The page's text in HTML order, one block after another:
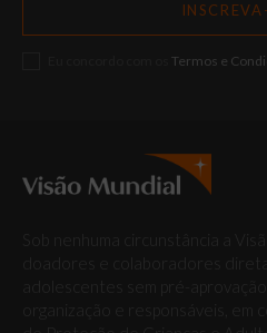
Termos e
organização e responsáveis, em